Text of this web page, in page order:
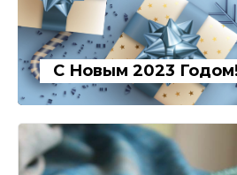
С Новым 2023 Годом!